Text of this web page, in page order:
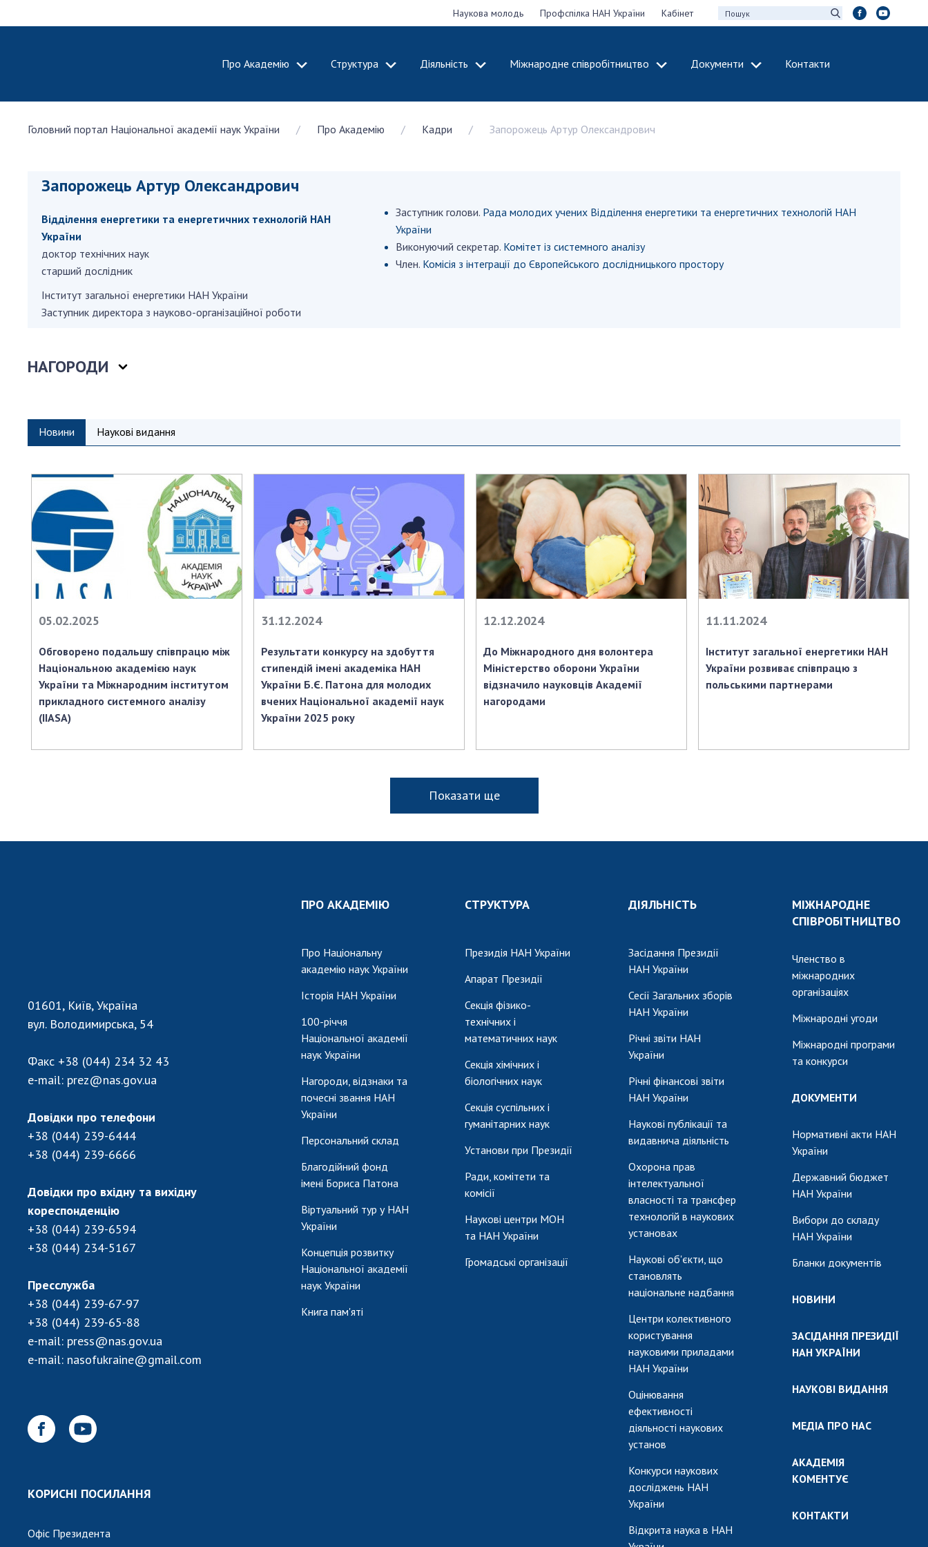
Наукова молодь Профспілка НАН України Кабінет
Про Академію Структура Діяльність Міжнародне співробітництво Документи Контакти
Про Національну
Історія НАН України
Національної
НАН України
академії наук
Президія НАН
математичних
наук
Секція хімічних і
біологічних наук
України
організації
Засідання Президії НАН України
Річні фінансові звіти НАН України
діяльність
Охорона прав інтелектуальної
Відкрита наука в НАН України
Підготовка наукових кадрів
Робота з молоддю
СПІВРОБІТНИЦТВО
Міжнародні
ЗАСІДАННЯ
ПРЕЗИДІЇ НАН
УКРАЇНИ
НАУКОВІ
ВИДАННЯ
МЕДІА ПРО НАС
АКАДЕМІЯ
КОНТАКТИ
ПРОФСПІЛКА НАН
Головний портал Національної академії наук України Про Академію Кадри Запорожець Артур Олександрович
Запорожець Артур Олександрович
Відділення енергетики та енергетичних технологій НАН
України
доктор технічних наук
старший дослідник
Iнститут загальної енергетики НАН України
Заступник директора з науково-організаційної роботи
Заступник голови. Рада молодих учених Відділення енергетики та енергетичних технологій НАН
України
Виконуючий секретар. Комітет із системного аналізу
Член. Комісія з інтеграції до Європейського дослідницького простору
НАГОРОДИ
Новини Наукові видання
05.02.2025
Обговорено подальшу співпрацю між
Національною академією наук
України та Міжнародним інститутом
прикладного системного аналізу
(IIASA)
31.12.2024
Результати конкурсу на здобуття
стипендій імені академіка НАН
України Б.Є. Патона для молодих
вчених Національної академії наук
України 2025 року
12.12.2024
До Міжнародного дня волонтера
Міністерство оборони України
відзначило науковців Академії
нагородами
11.11.2024
Інститут загальної енергетики НАН
України розвиває співпрацю з
польськими партнерами
Показати ще
01601, Київ, Україна
вул. Володимирська, 54
Факс +38 (044) 234 32 43
e-mail: prez@nas.gov.ua
Довідки про телефони
+38 (044) 239-6444
+38 (044) 239-6666
Довідки про вхідну та вихідну
кореспонденцію
+38 (044) 239-6594
+38 (044) 234-5167
Пресслужба
+38 (044) 239-67-97
+38 (044) 239-65-88
e-mail: press@nas.gov.ua
e-mail: nasofukraine@gmail.com
КОРИСНІ ПОСИЛАННЯ
Офіс Президента
ПРО АКАДЕМІЮ
Про Національну
академію наук України
Історія НАН України
100-річчя
Національної академії
наук України
Нагороди, відзнаки та
почесні звання НАН
України
Персональний склад
Благодійний фонд
імені Бориса Патона
Віртуальний тур у НАН
України
Концепція розвитку
Національної академії
наук України
Книга пам'яті
СТРУКТУРА
Президія НАН України
Апарат Президії
Секція фізико-
технічних і
математичних наук
Секція хімічних і
біологічних наук
Секція суспільних і
гуманітарних наук
Установи при Президії
Ради, комітети та
комісії
Наукові центри МОН
та НАН України
Громадські організації
ДІЯЛЬНІСТЬ
Засідання Президії
НАН України
Сесії Загальних зборів
НАН України
Річні звіти НАН
України
Річні фінансові звіти
НАН України
Наукові публікації та
видавнича діяльність
Охорона прав
інтелектуальної
власності та трансфер
технологій в наукових
установах
Наукові об'єкти, що
становлять
національне надбання
Центри колективного
користування
науковими приладами
НАН України
Оцінювання
ефективності
діяльності наукових
установ
Конкурси наукових
досліджень НАН
України
Відкрита наука в НАН
МІЖНАРОДНЕ
СПІВРОБІТНИЦТВО
Членство в
міжнародних
організаціях
Міжнародні угоди
Міжнародні програми
та конкурси
ДОКУМЕНТИ
Нормативні акти НАН
України
Державний бюджет
НАН України
Вибори до складу
НАН України
Бланки документів
НОВИНИ
ЗАСІДАННЯ ПРЕЗИДІЇ
НАН УКРАЇНИ
НАУКОВІ ВИДАННЯ
МЕДІА ПРО НАС
АКАДЕМІЯ
КОМЕНТУЄ
КОНТАКТИ